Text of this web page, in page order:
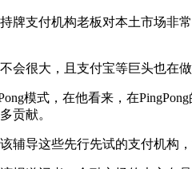
支付机构老板对本土市场非
很大，且支付宝等巨头也在做
模式，在他看来，在
贡献。
导这些先行先试的支付机构，